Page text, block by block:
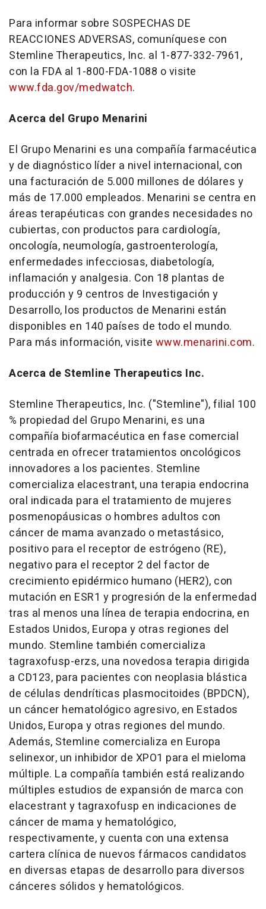
Para informar sobre SOSPECHAS DE
REACCIONES ADVERSAS, comuníquese con
Stemline Therapeutics, Inc. al 1-877-332-7961,
con la FDA al 1-800-FDA-1088 o visite
www.fda.gov/medwatch.
Acerca del Grupo Menarini
El Grupo Menarini es una compañía farmacéutica
y de diagnóstico líder a nivel internacional, con
una facturación de 5.000 millones de dólares y
más de 17.000 empleados. Menarini se centra en
áreas terapéuticas con grandes necesidades no
cubiertas, con productos para cardiología,
oncología, neumología, gastroenterología,
enfermedades infecciosas, diabetología,
inflamación y analgesia. Con 18 plantas de
producción y 9 centros de Investigación y
Desarrollo, los productos de Menarini están
disponibles en 140 países de todo el mundo.
Para más información, visite www.menarini.com.
Acerca de Stemline Therapeutics Inc.
Stemline Therapeutics, Inc. ("Stemline"), filial 100
% propiedad del Grupo Menarini, es una
compañía biofarmacéutica en fase comercial
centrada en ofrecer tratamientos oncológicos
innovadores a los pacientes. Stemline
comercializa elacestrant, una terapia endocrina
oral indicada para el tratamiento de mujeres
posmenopáusicas o hombres adultos con
cáncer de mama avanzado o metastásico,
positivo para el receptor de estrógeno (RE),
negativo para el receptor 2 del factor de
crecimiento epidérmico humano (HER2), con
mutación en ESR1 y progresión de la enfermedad
tras al menos una línea de terapia endocrina, en
Estados Unidos, Europa y otras regiones del
mundo. Stemline también comercializa
tagraxofusp-erzs, una novedosa terapia dirigida
a CD123, para pacientes con neoplasia blástica
de células dendríticas plasmocitoides (BPDCN),
un cáncer hematológico agresivo, en Estados
Unidos, Europa y otras regiones del mundo.
Además, Stemline comercializa en Europa
selinexor, un inhibidor de XPO1 para el mieloma
múltiple. La compañía también está realizando
múltiples estudios de expansión de marca con
elacestrant y tagraxofusp en indicaciones de
cáncer de mama y hematológico,
respectivamente, y cuenta con una extensa
cartera clínica de nuevos fármacos candidatos
en diversas etapas de desarrollo para diversos
cánceres sólidos y hematológicos.